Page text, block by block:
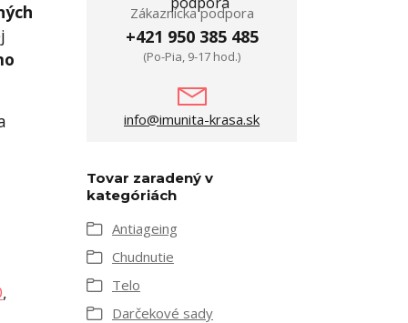
,
Zákaznícka podpora
+421 950 385 485
(Po-Pia, 9-17 hod.)
info@imunita-krasa.sk
Tovar zaradený v
kategóriách
Antiageing
Chudnutie
Telo
Darčekové sady